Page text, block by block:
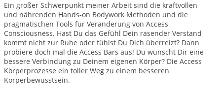
Ein großer Schwerpunkt meiner Arbeit sind die kraftvollen
und nährenden Hands-on Bodywork Methoden und die
pragmatischen Tools für Veränderung von Access
Consciousness. Hast Du das Gefühl Dein rasender Verstand
kommt nicht zur Ruhe oder fühlst Du Dich überreizt? Dann
probiere doch mal die Access Bars aus! Du wünscht Dir eine
bessere Verbindung zu Deinem eigenen Körper? Die Access
Körperprozesse ein toller Weg zu einem besseren
Körperbewusstsein.